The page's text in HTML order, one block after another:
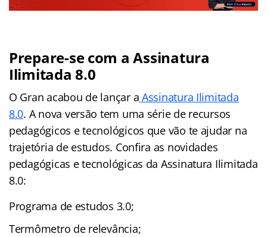
Prepare-se com a Assinatura
Ilimitada 8.0
O Gran acabou de lançar a Assinatura Ilimitada
8.0. A nova versão tem uma série de recursos
pedagógicos e tecnológicos que vão te ajudar na
trajetória de estudos. Confira as novidades
pedagógicas e tecnológicas da Assinatura Ilimitada
8.0:
Programa de estudos 3.0;
Termômetro de relevância;